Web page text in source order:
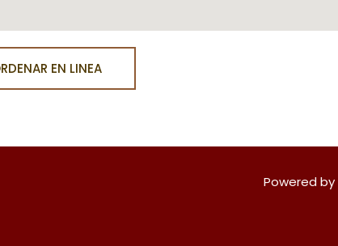
EN LINEA
Powered by